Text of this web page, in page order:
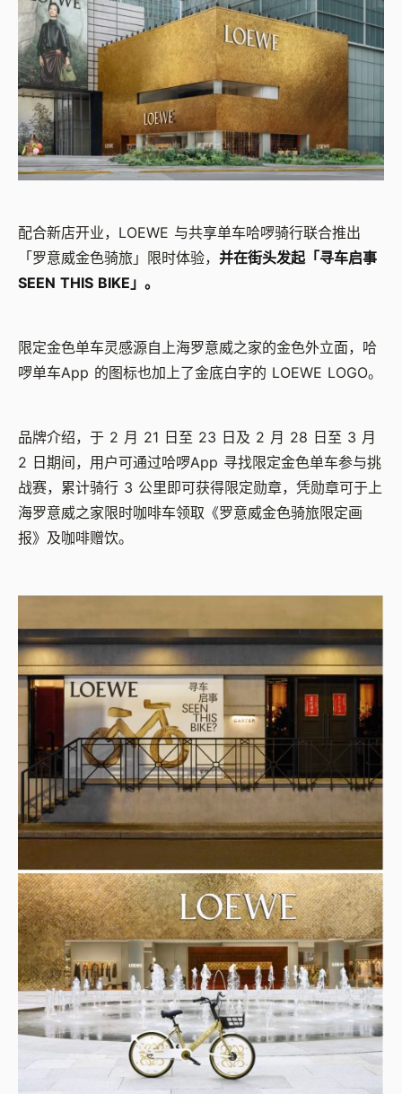
配合新店开业，LOEWE 与共享单车哈啰骑行联合推出
「罗意威金色骑旅」限时体验， 并在街头发起「寻车启事
SEEN THIS BIKE」。
限定金色单车灵感源自上海罗意威之家的金色外立面，哈
啰单车App 的图标也加上了金底白字的 LOEWE LOGO。
品牌介绍，于 2 月 21 日至 23 日及 2 月 28 日至 3 月
2 日期间，用户可通过哈啰App 寻找限定金色单车参与挑
战赛，累计骑行 3 公里即可获得限定勋章，凭勋章可于上
海罗意威之家限时咖啡车领取《罗意威金色骑旅限定画
报》及咖啡赠饮。